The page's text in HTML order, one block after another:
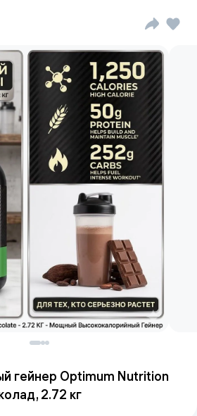
гейнер Optimum Nutrition
2.72 кг